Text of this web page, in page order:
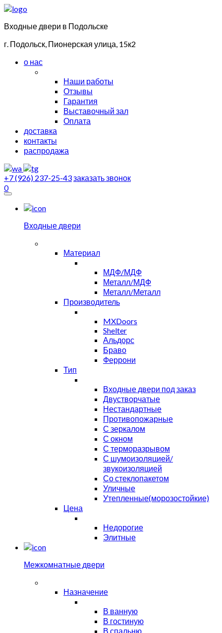
Входные двери в Подольске
г. Подольск, Пионерская улица, 15к2
о нас
Наши работы
Отзывы
Гарантия
Выставочный зал
Оплата
доставка
контакты
распродажа
+7 (926) 237-25-43заказать звонок
0
Входные двери
Материал
МДФ/МДФ
Металл/МДФ
Металл/Металл
Производитель
MXDoors
Shelter
Альдорс
Браво
Феррони
Тип
Входные двери под заказ
Двустворчатые
Нестандартные
Противопожарные
С зеркалом
С окном
С терморазрывом
С шумоизоляцией/
звукоизоляцией
Со стеклопакетом
Уличные
Утепленные(морозостойкие)
Цена
Недорогие
Элитные
Межкомнатные двери
Назначение
В ванную
В гостиную
В спальню